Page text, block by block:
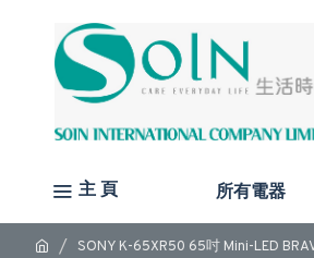
主 頁 所有電器
SONY K-65XR50 65吋 Mini-LED